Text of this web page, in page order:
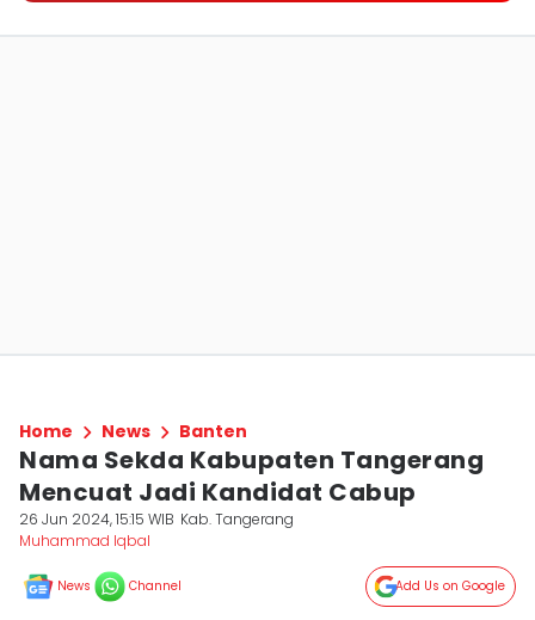
Home News Banten
Nama Sekda Kabupaten Tangerang
Mencuat Jadi Kandidat Cabup
26 Jun 2024, 15:15 WIB Kab. Tangerang
Muhammad Iqbal
News Channel Add Us on Google